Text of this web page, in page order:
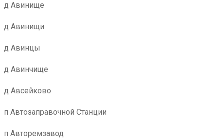
д Авинище
д Авинищи
д Авинцы
д Авинчище
д Авсейково
п Автозаправочной Станции
п Авторемзавод